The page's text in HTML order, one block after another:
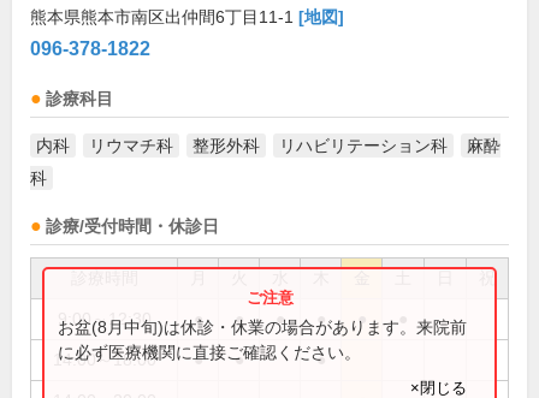
熊本県熊本市南区出仲間6丁目11-1 [地図]
096-378-1822
診療科目
内科 リウマチ科 整形外科 リハビリテーション科
麻酔
科
診療/受付時間・休診日
祝
9:00～12:30 ● ● ● ● ●
14:00～18:00 ● ● ●
お盆(8月中旬)は休診・休業の場合があります。来院前
に必ず医療機関に直接ご確認ください。
×閉じる